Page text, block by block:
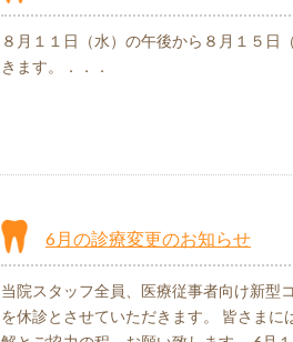
８月１１日（水）の午後から８月１５日
きます。．．．
6月の診療変更のお知らせ
当院スタッフ全員、医療従事者向け新型
を休診とさせていただきます。 皆さまに